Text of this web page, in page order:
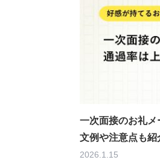
一次面接のお礼メ
文例や注意点も紹
2026.1.15